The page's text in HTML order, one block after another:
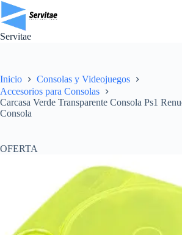
Saltar
al
contenido
Servitae
Inicio
Consolas y Videojuegos
Accesorios para Consolas
Carcasa Verde Transparente Consola Ps1
Consola
OFERTA